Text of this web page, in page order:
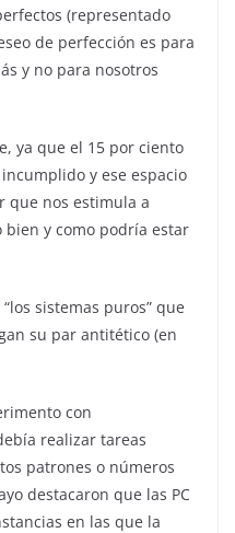
(representado
de perfección es para
y no para nosotros
ya que el 15 por ciento
y ese espacio
que nos estimula a
bien y como podría estar
sistemas puros” que
su par antitético (en
con
realizar tareas
patrones o números
destacaron que las PC
en las que la